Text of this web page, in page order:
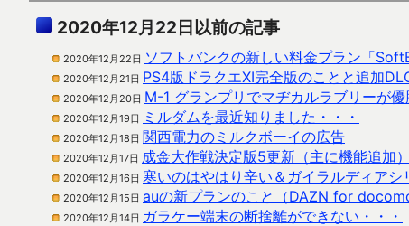
2020年12月22日以前の記事
2020年12月22日 ソフトバンクの新しい料金プラン「
2020年12月21日 PS4版ドラクエXI完全版のことと追加
2020年12月20日 M-1 グランプリでマヂカルラブリーが優
2020年12月19日 ミルダムを最近知りました・・・
2020年12月18日 関西電力のミルクボーイの広告
2020年12月17日 成金大作戦決定版5更新（主に機能追加）
2020年12月16日 寒いのはやはり辛い＆ガイラルディアシ
2020年12月15日 auの新プランのこと（DAZN for
2020年12月14日 ガラケー端末の断捨離ができない・・・